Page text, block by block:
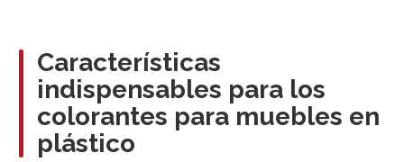
Características
indispensables para los
colorantes para muebles en
plástico